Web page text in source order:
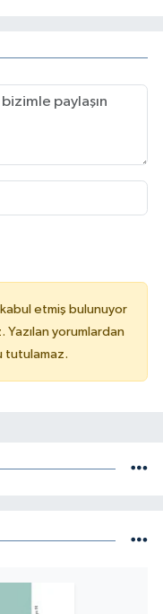
kabul etmiş bulunuyor
yorumlardan
tutulamaz.